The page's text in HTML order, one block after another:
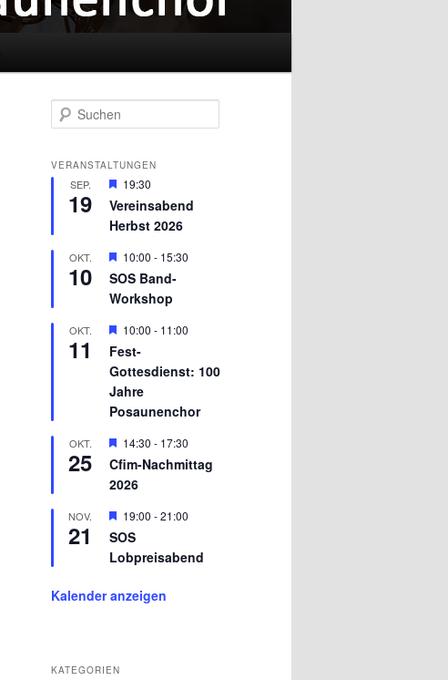
u
h
e
VERANSTALTUNGEN
SEP.
19
H
r
v
r
g
e
h
b
n
19:30
Vereinsabend
Herbst 2026
OKT.
10
H
e
r
v
r
e
h
o
b
e
10:00 - 15:30
SOS Band-
Workshop
OKT.
11
H
r
v
o
r
g
h
o
b
e
10:00 - 11:00
Fest-
Gottesdienst: 100
Jahre
Posaunenchor
OKT.
25
H
e
r
v
r
g
e
h
e
14:30 - 17:30
Cfim-Nachmittag
2026
NOV.
21
H
e
r
v
g
19:00 -21:00
SOS
Lobpreisabend
Kalender anzeigen
KATEGORIEN